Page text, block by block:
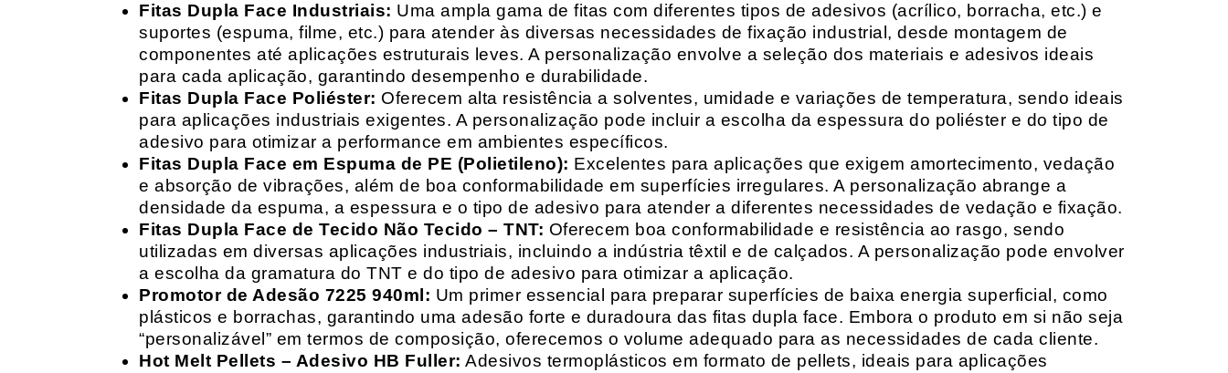
Fitas Dupla Face Industriais: Uma ampla gama de fitas com diferentes tipos de adesivos (acrílico, borracha, etc.) e
suportes (espuma, filme, etc.) para atender às diversas necessidades de fixação industrial, desde montagem de
componentes até aplicações estruturais leves. A personalização envolve a seleção dos materiais e adesivos ideais
para cada aplicação, garantindo desempenho e durabilidade.
Fitas Dupla Face Poliéster: Oferecem alta resistência a solventes, umidade e variações de temperatura, sendo ideais
para aplicações industriais exigentes. A personalização pode incluir a escolha da espessura do poliéster e do tipo de
adesivo para otimizar a performance em ambientes específicos.
Fitas Dupla Face em Espuma de PE (Polietileno): Excelentes para aplicações que exigem amortecimento, vedação
e absorção de vibrações, além de boa conformabilidade em superfícies irregulares. A personalização abrange a
densidade da espuma, a espessura e o tipo de adesivo para atender a diferentes necessidades de vedação e fixação.
Fitas Dupla Face de Tecido Não Tecido – TNT: Oferecem boa conformabilidade e resistência ao rasgo, sendo
utilizadas em diversas aplicações industriais, incluindo a indústria têxtil e de calçados. A personalização pode envolver
a escolha da gramatura do TNT e do tipo de adesivo para otimizar a aplicação.
Promotor de Adesão 7225 940ml: Um primer essencial para preparar superfícies de baixa energia superficial, como
plásticos e borrachas, garantindo uma adesão forte e duradoura das fitas dupla face. Embora o produto em si não seja
“personalizável” em termos de composição, oferecemos o volume adequado para as necessidades de cada cliente.
Hot Melt Pellets – Adesivo HB Fuller: Adesivos termoplásticos em formato de pellets, ideais para aplicações